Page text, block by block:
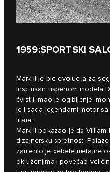
1959:SPORTSKI
Mark II je bio evolucija za
Inspirisan uspehom modela
čvrst i imao je ogibljenje,
je i sada legendarni motor
litara.
Mark II pokazao je da
dizajnersku spretnost.
zamenio je debele metalne
okruženjima i povećao